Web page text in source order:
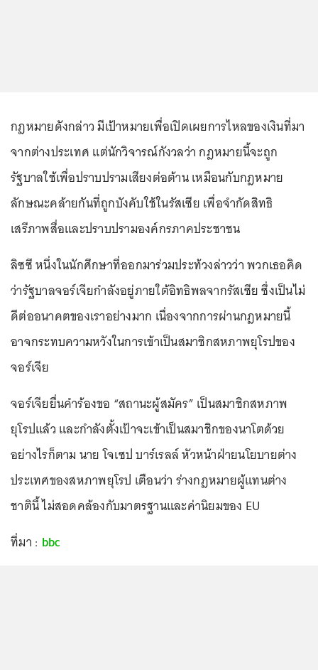
กฎหมายดังกล่าว มีเป้าหมายเพื่อเปิดเผยการไหลของเงินที่มา
จากต่างประเทศ แต่นักวิจารณ์กังวลว่า กฎหมายนี้จะถูก
รัฐบาลใช้เพื่อปราบปรามเสียงต่อต้าน เหมือนกับกฎหมาย
ลักษณะคล้ายกันที่ถูกบังคับใช้ในรัสเซีย เพื่อจำกัดสิทธิ
เสรีภาพสื่อและปราบปรามองค์กรภาคประชาชน
ลิซซี หนึ่งในนักศึกษาที่ออกมาร่วมประท้วงล่าวว่า พวกเธอคิด
ว่ารัฐบาลจอร์เจียกำลังอยู่ภายใต้อิทธิพลจากรัสเซีย ซึ่งเป็นไม่
ดีต่ออนาคตของเราอย่างมาก เนื่องจากการผ่านกฎหมายนี้
อาจกระทบความหวังในการเข้าเป็นสมาชิกสหภาพยุโรปของ
จอร์เจีย
จอร์เจียยื่นคำร้องขอ “สถานะผู้สมัคร” เป็นสมาชิกสหภาพ
ยุโรปแล้ว และกำลังตั้งเป้าจะเข้าเป็นสมาชิกของนาโตด้วย
อย่างไรก็ตาม นาย โจเซป บาร์เรลล์ หัวหน้าฝ่ายนโยบายต่าง
ประเทศของสหภาพยุโรป เตือนว่า ร่างกฎหมายผู้แทนต่าง
ชาตินี้ ไม่สอดคล้องกับมาตรฐานและค่านิยมของ EU
ที่มา : bbc